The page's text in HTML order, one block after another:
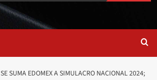
SE SUMA EDOMEX A SIMULACRO NACIONAL 2024;